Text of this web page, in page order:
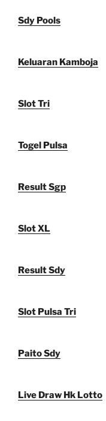
Sdy Pools
Keluaran Kamboja
Slot Tri
Togel Pulsa
Result Sgp
Slot XL
Result Sdy
Slot Pulsa Tri
Paito Sdy
Live Draw Hk Lotto